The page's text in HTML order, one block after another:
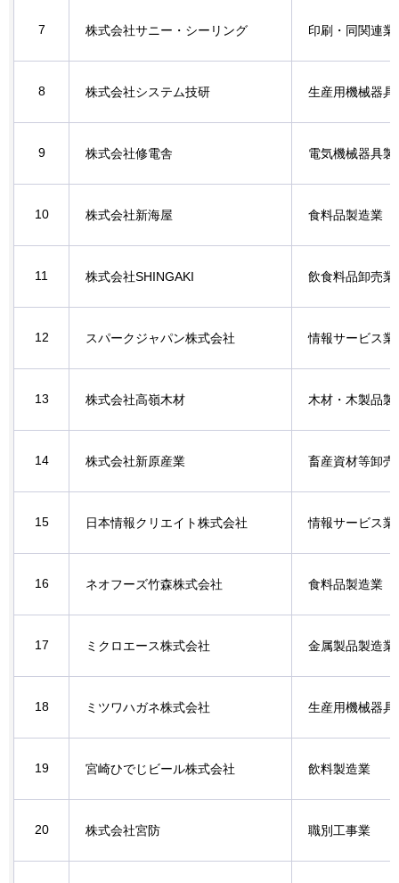
7 株式会社サニー・シーリング 印刷・同関連業
8 株式会社システム技研 生産用機械器具
9 株式会社修電舎 電気機械器具製
10 株式会社新海屋 食料品製造業
11 株式会社SHINGAKI 飲食料品卸売業
12 スパークジャパン株式会社 情報サービス業
13 株式会社高嶺木材 木材・木製品製
14 株式会社新原産業 畜産資材等卸売
15 日本情報クリエイト株式会社 情報サービス業
16 ネオフーズ竹森株式会社 食料品製造業
17 ミクロエース株式会社 金属製品製造業
18 ミツワハガネ株式会社 生産用機械器具
19 宮崎ひでじビール株式会社 飲料製造業
20 株式会社宮防 職別工事業